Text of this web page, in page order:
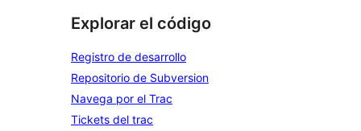
Explorar el código
Registro de desarrollo
Repositorio de Subversion
Navega por el Trac
Tickets del trac